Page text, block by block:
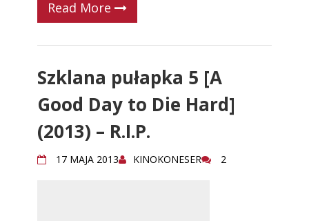
Read More
Szklana pułapka 5 [A
Good Day to Die Hard]
(2013) – R.I.P.
17 MAJA 2013 KINOKONESER 2